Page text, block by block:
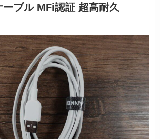
ーブル MFi認証 超高耐久